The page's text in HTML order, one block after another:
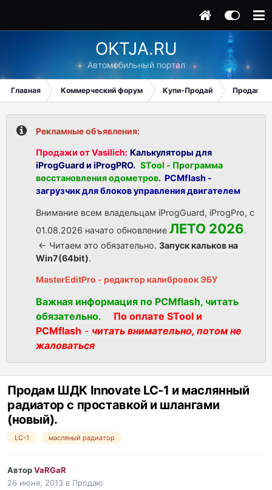
OKTJA.RU
Автомобильный портал
Главная Коммерческий форум Купи-Продай Продаю
Рекламные объявления:
Продажи от Vasilich: Калькуляторы для
iProgGuard и iProgPRO. STool - Программа
восстановления одометров. PCMflash -
загрузчик для блоков управления двигателем
Внимание всем владельцам iProgGuard, iProgPro, с
01.08.2026 начато обновление ЛЕТО 2026.
<- Читаем это обязательно. Запуск кальков на
Win7(64bit).
MasterEditPro - редактор калибровок ЭБУ
Важная информация по PCMflash, читать
обязательно.
По оплате STool и
PCMflash - читать внимательно, потом не
жаловаться
Продам ШДК Innovate LC-1 и маслянный
радиатор с проставкой и шлангами
(новый).
LC-1 масляный радиатор
АвторVaRGaR
26 июня, 2013 в Продаю